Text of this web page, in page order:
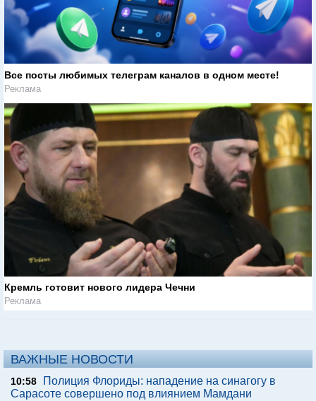
Все посты любимых телеграм каналов в одном месте!
Реклама
Кремль готовит нового лидера Чечни
Реклама
ВАЖНЫЕ НОВОСТИ
10:58
Полиция Флориды: нападение на синагогу в
Сарасоте совершено под влиянием Мамдани